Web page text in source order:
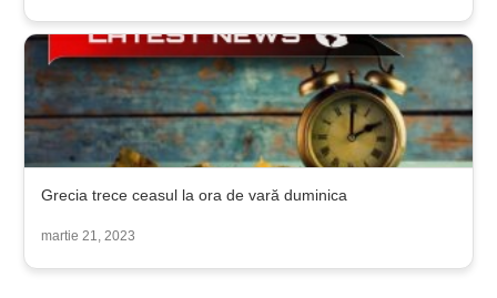
Grecia trece ceasul la ora de vară duminica
martie 21, 2023